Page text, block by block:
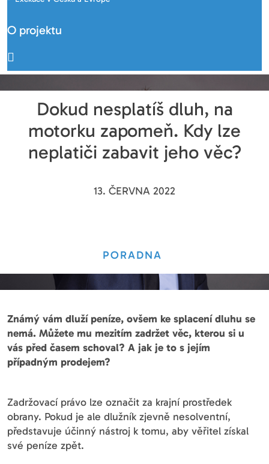
O projektu
Dokud nesplatíš dluh, na
motorku zapomeň. Kdy lze
neplatiči zabavit jeho věc?
13. ČERVNA 2022
PORADNA
Známý vám dluží peníze, ovšem ke splacení dluhu se
nemá. Můžete mu mezitím zadržet věc, kterou si u
vás před časem schoval? A jak je to s jejím
případným prodejem?
Zadržovací právo lze označit za krajní prostředek
obrany. Pokud je ale dlužník zjevně nesolventní,
představuje účinný nástroj k tomu, aby věřitel získal
své peníze zpět.